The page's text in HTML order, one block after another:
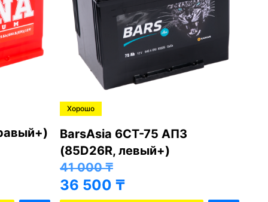
Хорошо
BarsAsia 6СТ-75 АПЗ
(85D26R, левый+)
41 000₸
36 500 ₸